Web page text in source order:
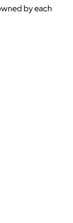
by each